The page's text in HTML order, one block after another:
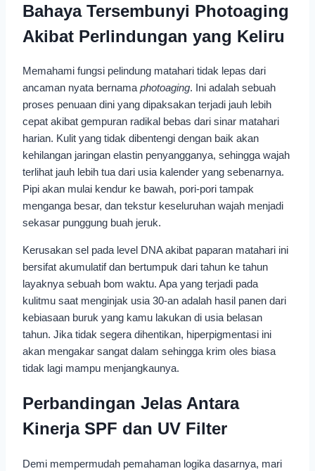
Bahaya Tersembunyi Photoaging
Akibat Perlindungan yang Keliru
Memahami fungsi pelindung matahari tidak lepas dari
ancaman nyata bernamaphotoaging. Ini adalah sebuah
proses penuaan dini yang dipaksakan terjadi jauh lebih
cepat akibat gempuran radikal bebas dari sinar matahari
harian. Kulit yang tidak dibentengi dengan baik akan
kehilangan jaringan elastin penyangganya, sehingga wajah
terlihat jauh lebih tua dari usia kalender yang sebenarnya.
Pipi akan mulai kendur ke bawah, pori-pori tampak
menganga besar, dan tekstur keseluruhan wajah menjadi
sekasar punggung buah jeruk.
Kerusakan sel pada level DNA akibat paparan matahari ini
bersifat akumulatif dan bertumpuk dari tahun ke tahun
layaknya sebuah bom waktu. Apa yang terjadi pada
kulitmu saat menginjak usia 30-an adalah hasil panen dari
kebiasaan buruk yang kamu lakukan di usia belasan
tahun. Jika tidak segera dihentikan, hiperpigmentasi ini
akan mengakar sangat dalam sehingga krim oles biasa
tidak lagi mampu menjangkaunya.
Perbandingan Jelas Antara
Kinerja SPF dan UV Filter
Demi mempermudah pemahaman logika dasarnya, mari